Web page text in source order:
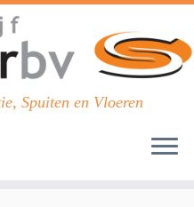
Spuiten en Vloeren